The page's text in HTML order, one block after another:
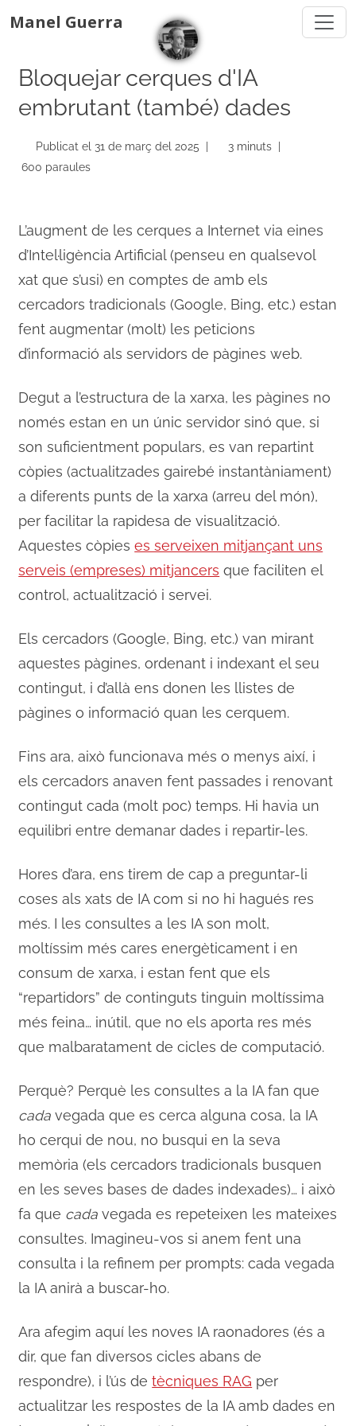
Manel Guerra
Bloquejar cerques d'IA
embrutant (també) dades
Publicat el 31 de març del 2025 |
3 minuts |
600 paraules
L’augment de les cerques a Internet via eines
d’Intel·ligència Artificial (penseu en qualsevol
xat que s’usi) en comptes de amb els
cercadors tradicionals (Google, Bing, etc.) estan
fent augmentar (molt) les peticions
d’informació als servidors de pàgines web.
Degut a l’estructura de la xarxa, les pàgines no
només estan en un únic servidor sinó que, si
son suficientment populars, es van repartint
còpies (actualitzades gairebé instantàniament)
a diferents punts de la xarxa (arreu del món),
per facilitar la rapidesa de visualització.
Aquestes còpieses serveixen mitjançant uns
serveis (empreses) mitjancers que faciliten el
control, actualització i servei.
Els cercadors (Google, Bing, etc.) van mirant
aquestes pàgines, ordenant i indexant el seu
contingut, i d’allà ens donen les llistes de
pàgines o informació quan les cerquem.
Fins ara, això funcionava més o menys així, i
els cercadors anaven fent passades i renovant
contingut cada (molt poc) temps. Hi havia un
equilibri entre demanar dades i repartir-les.
Hores d’ara, ens tirem de cap a preguntar-li
coses als xats de IA com si no hi hagués res
més. I les consultes a les IA son molt,
moltíssim més cares energèticament i en
consum de xarxa, i estan fent que els
“repartidors” de continguts tinguin moltíssima
més feina… inútil, que no els aporta res més
que malbaratament de cicles de computació.
Perquè? Perquè les consultes a la IA fan que
cada vegada que es cerca alguna cosa, la IA
ho cerqui de nou, no busqui en la seva
memòria (els cercadors tradicionals busquen
en les seves bases de dades indexades)… i això
fa que cada vegada es repeteixen les mateixes
consultes. Imagineu-vos si anem fent una
consulta i la refinem per prompts: cada vegada
la IA anirà a buscar-ho.
Ara afegim aquí les noves IA raonadores (és a
dir, que fan diversos cicles abans de
respondre), i l’ús detècniques RAG per
actualitzar les respostes de la IA amb dades en